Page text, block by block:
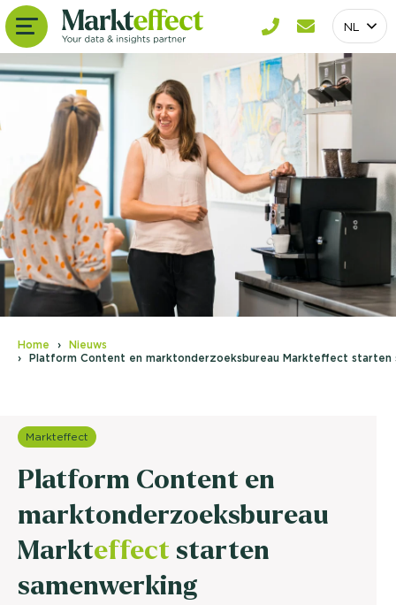
NL
Home
Nieuws
Platform Content en marktonderzoeksbureau Markteffect starten
Markteffect
Platform Content en
marktonderzoeksbureau
Markteffect starten
samenwerking